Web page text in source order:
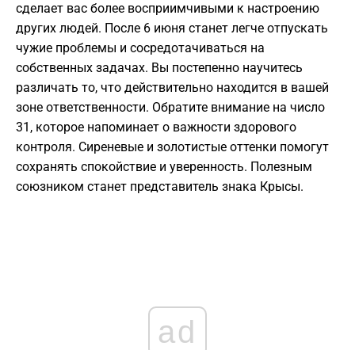
сделает вас более восприимчивыми к настроению
других людей. После 6 июня станет легче отпускать
чужие проблемы и сосредотачиваться на
собственных задачах. Вы постепенно научитесь
различать то, что действительно находится в вашей
зоне ответственности. Обратите внимание на число
31, которое напоминает о важности здорового
контроля. Сиреневые и золотистые оттенки помогут
сохранять спокойствие и уверенность. Полезным
союзником станет представитель знака Крысы.
ad